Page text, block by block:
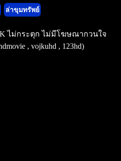
ล่าขุมทรัพย์
ไม่กระตุก ไม่มีโฆษณากวนใจ
, vojkuhd , 123hd)